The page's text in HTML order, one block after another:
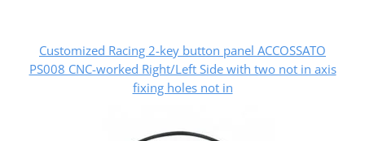
Customized Racing 2-key button panel ACCOSSATO
PS008 CNC-worked Right/Left Side with two not in axis
fixing holes not in